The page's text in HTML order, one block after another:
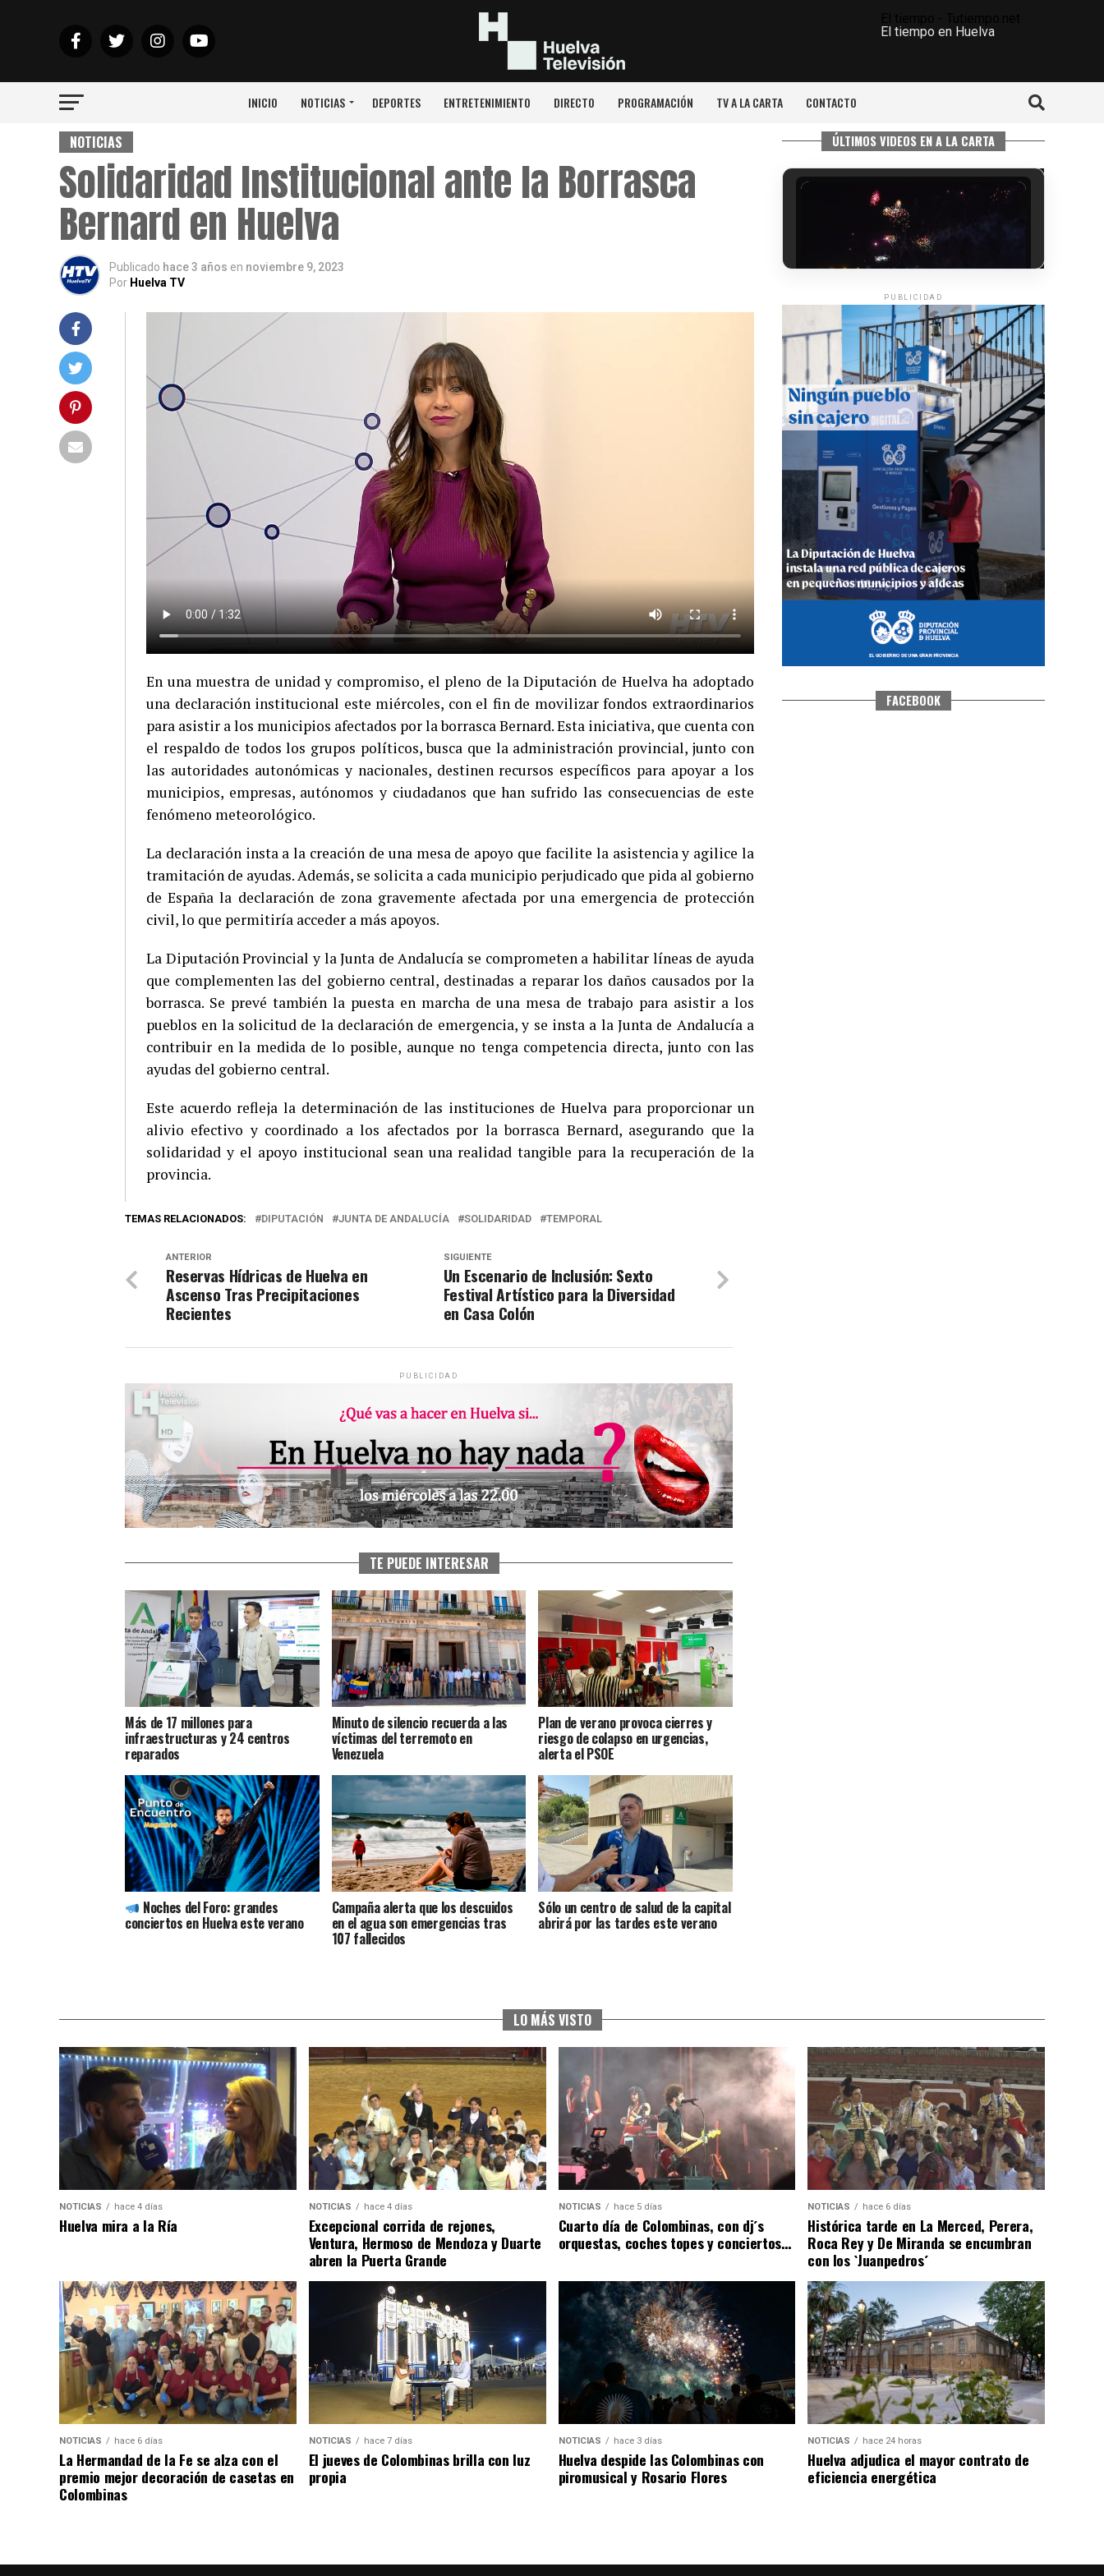
El tiempo en Huelva
INICIO NOTICIAS DEPORTES ENTRETENIMIENTO DIRECTO PROGRAMACIÓN TV A LA CARTA CONTACTO
NOTICIAS
Solidaridad Institucional ante la Borrasca
Bernard en Huelva
Publicado hace 3 años en noviembre 9, 2023
Por Huelva TV
En una muestra de unidad y compromiso, el pleno de la Diputación de Huelva ha adoptado
una declaración institucional este miércoles, con el fin de movilizar fondos extraordinarios
para asistir a los municipios afectados por la borrasca Bernard. Esta iniciativa, que cuenta con
el respaldo de todos los grupos políticos, busca que la administración provincial, junto con
las autoridades autonómicas y nacionales, destinen recursos específicos para apoyar a los
municipios, empresas, autónomos y ciudadanos que han sufrido las consecuencias de este
fenómeno meteorológico.
La declaración insta a la creación de una mesa de apoyo que facilite la asistencia y agilice la
tramitación de ayudas. Además, se solicita a cada municipio perjudicado que pida al gobierno
de España la declaración de zona gravemente afectada por una emergencia de protección
civil, lo que permitiría acceder a más apoyos.
La Diputación Provincial y la Junta de Andalucía se comprometen a habilitar líneas de ayuda
que complementen las del gobierno central, destinadas a reparar los daños causados por la
borrasca. Se prevé también la puesta en marcha de una mesa de trabajo para asistir a los
pueblos en la solicitud de la declaración de emergencia, y se insta a la Junta de Andalucía a
contribuir en la medida de lo posible, aunque no tenga competencia directa, junto con las
ayudas del gobierno central.
Este acuerdo refleja la determinación de las instituciones de Huelva para proporcionar un
alivio efectivo y coordinado a los afectados por la borrasca Bernard, asegurando que la
solidaridad y el apoyo institucional sean una realidad tangible para la recuperación de la
provincia.
TEMAS RELACIONADOS: DIPUTACIÓN JUNTA DE ANDALUCÍA SOLIDARIDAD TEMPORAL
SIGUIENTE
Un Escenario de Inclusión: Sexto
Festival Artístico para la Diversidad
en Casa Colón
ANTERIOR
Reservas Hídricas de Huelva en
Ascenso Tras Precipitaciones
Recientes
PUBLICIDAD
TE PUEDE INTERESAR
Más de 17 millones para
infraestructuras y 24 centros
reparados
Minuto de silencio recuerda a las
víctimas del terremoto en
Venezuela
Plan de verano provoca cierres y
riesgo de colapso en urgencias,
alerta el PSOE
Noches del Foro: grandes
conciertos en Huelva este verano
Campaña alerta que los descuidos
en el agua son emergencias tras
107 fallecidos
Sólo un centro de salud de la capital
abrirá por las tardes este verano
ÚLTIMOS VIDEOS EN A LA CARTA
6º DÍA DE LAS FIESTAS COLOMBINAS
2026
·Huelvatv
QUINTA CORRIDA DE LAS FIESTAS
COLOMBINAS 2026
hace 4 días· Huelvatv
PUBLICIDAD
FACEBOOK
LO MÁS VISTO
NOTICIAS hace 4 días
Huelva mira a la Ría
NOTICIAS hace 4 días
Excepcional corrida de rejones,
Ventura, Hermoso de Mendoza y Duarte
abren la Puerta Grande
NOTICIAS hace 5 días
Cuarto día de Colombinas, con dj´s
orquestas, coches topes y conciertos…
NOTICIAS hace 6 días
Histórica tarde en La Merced, Perera,
Roca Rey y De Miranda se encumbran
con los `Juanpedros´
NOTICIAS hace 6 días
La Hermandad de la Fe se alza con el
premio mejor decoración de casetas en
Colombinas
NOTICIAS hace 7 días
El jueves de Colombinas brilla con luz
propia
NOTICIAS hace 3 días
Huelva despide las Colombinas con
piromusical y Rosario Flores
NOTICIAS hace 24 horas
Huelva adjudica el mayor contrato de
eficiencia energética